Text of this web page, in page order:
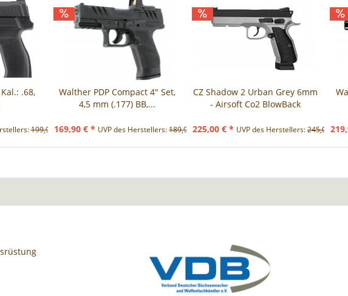
.68,
199,90 € *
Walther PDP Compact 4" Set,
4,5 mm (.177) BB,...
169,90 € * UVP des Herstellers:189,90 € *
CZ Shadow 2 Urban Grey 6mm
- Airsoft Co2 BlowBack
225,00 € * UVP des Herstellers:245,00 € *